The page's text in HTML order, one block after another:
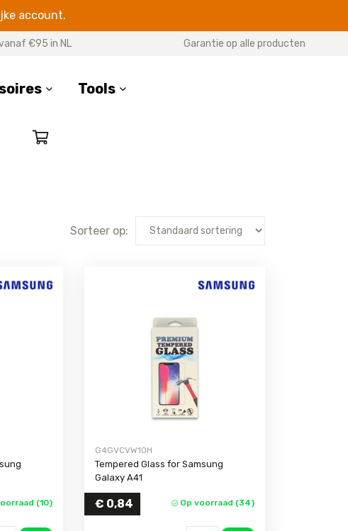
account.
€95 in NL Garantie op alle producten
SERIES
16
15 Pro Max
15 Plus
15
14 Plus
Tools
Sorteer op:
(10)
G4GVCVW1OH
Tempered Glass for Samsung
Galaxy A41
€ 0,84 Op voorraad (34)